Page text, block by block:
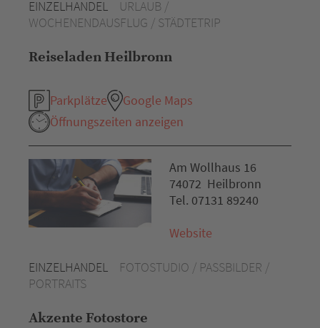
EINZELHANDEL
URLAUB /
WOCHENENDAUSFLUG / STÄDTETRIP
Reiseladen Heilbronn
Parkplätze
Google Maps
Öffnungszeiten anzeigen
EINZELHANDEL
FOTOSTUDIO / PASSBILDER /
PORTRAITS
Akzente Fotostore
Am Wollhaus 16
74072 Heilbronn
Tel. 07131 89240
Website